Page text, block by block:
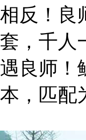
相反！良
套，千人
遇良师！
本，匹配